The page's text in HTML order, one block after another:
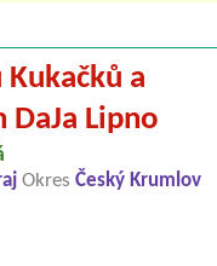
Kukačků a
DaJa Lipno
Okres Český Krumlov